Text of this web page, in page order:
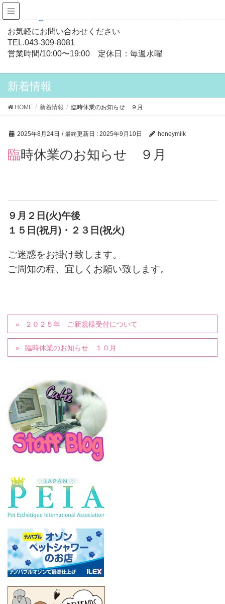
お気軽にお問い合わせください
TEL.043-309-8081
営業時間/10:00〜19:00 定休日：毎週水曜
新着情報
HOME 新着情報 臨時休業のお知らせ ９月
2025年8月24日 / 最終更新日 : 2025年9月10日 honeymilk
臨時休業のお知らせ ９月
９月２日(火)午後
１５日(祝月)・２３日(祝火)
ご迷惑をお掛け致します。
ご周知の程、宜しくお願い致します。
２０２５年 ご新規様受付について
臨時休業のお知らせ １０月